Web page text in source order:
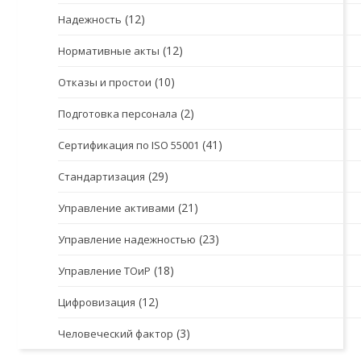
Надежность (12)
Нормативные акты (12)
Отказы и простои (10)
Подготовка персонала (2)
Сертификация по ISO 55001 (41)
Стандартизация (29)
Управление активами (21)
Управление надежностью (23)
Управление ТОиР (18)
Цифровизация (12)
Человеческий фактор (3)